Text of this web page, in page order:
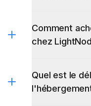
Comment
chez
Quel est le